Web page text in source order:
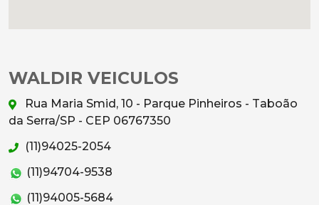
WALDIR VEICULOS
Rua Maria Smid, 10 - Parque Pinheiros - Taboão
da Serra/SP - CEP 06767350
(11)94025-2054
(11)94704-9538
(11)94005-5684